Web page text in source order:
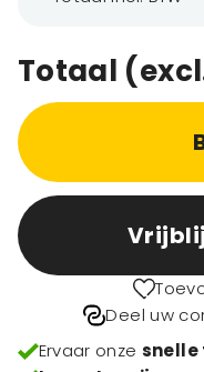
Totaal
Deel uw
Ervaar onze snelle